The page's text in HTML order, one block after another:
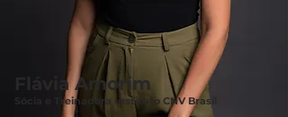
Flávia Amorim
Sócia e Treinadora Instituto CNV Brasil